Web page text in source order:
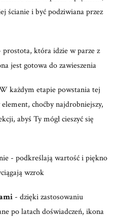
ścianie i być podziwiana przez
prostota, która idzie w parze z
jest gotowa do zawieszenia
każdym etapie powstania tej
choćby najdrobniejszy,
abyś Ty mógł cieszyć się
- podkreślają wartość i piękno
wzrok
- dzięki zastosowaniu
po latach doświadczeń, ikona